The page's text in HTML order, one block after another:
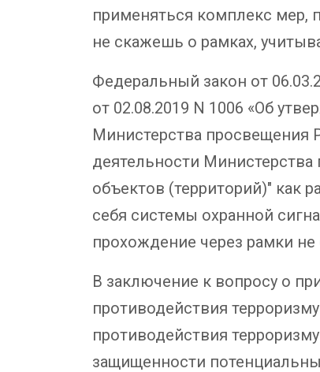
применяться комплекс мер,
не скажешь о рамках,
Федеральный закон от
от 02.08.2019 N 1006 «Об
Министерства просвещения
деятельности
объектов (территорий)" как
себя системы охранной
прохождение через рамки
В заключение к вопросу о
противодействия
противодействия
защищенности